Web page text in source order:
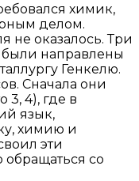
химик,
делом.
не оказалось. Три
были направлены
Генкелю.
Сначала они
3, 4), где в
язык,
химию и
эти
со